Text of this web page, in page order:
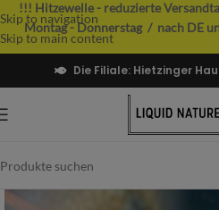
Skip to navigation
Skip to main content
!!! Hitzewelle - reduzierte
Montag - Donnerstag / nach DE
Die Filiale: Hietzinger